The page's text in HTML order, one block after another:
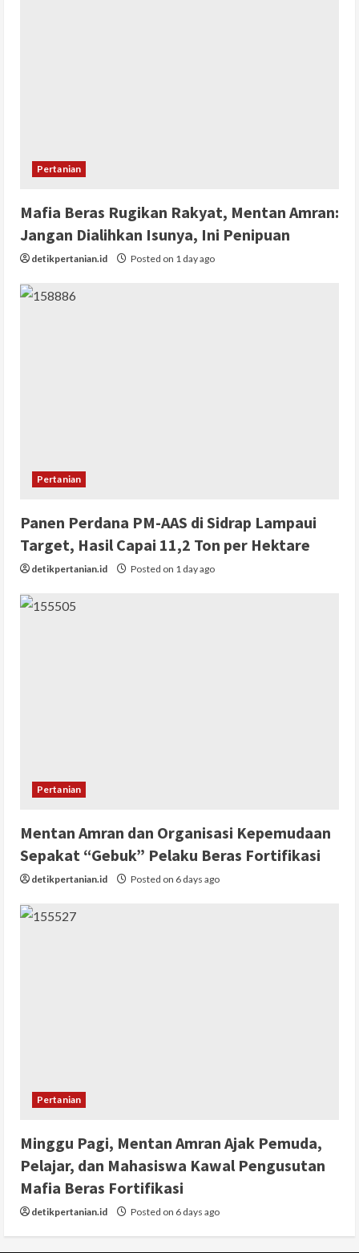
Pertanian
Mafia Beras Rugikan Rakyat, Mentan Amran:
Jangan Dialihkan Isunya, Ini Penipuan
detikpertanian.id Posted on 1 day ago
Pertanian
Panen Perdana PM-AAS di Sidrap Lampaui
Target, Hasil Capai 11,2 Ton per Hektare
detikpertanian.id Posted on 1 day ago
Pertanian
Mentan Amran dan Organisasi Kepemudaan
Sepakat “Gebuk” Pelaku Beras Fortifikasi
detikpertanian.id Posted on 6 days ago
Pertanian
Minggu Pagi, Mentan Amran Ajak Pemuda,
Pelajar, dan Mahasiswa Kawal Pengusutan
Mafia Beras Fortifikasi
detikpertanian.id Posted on 6 days ago